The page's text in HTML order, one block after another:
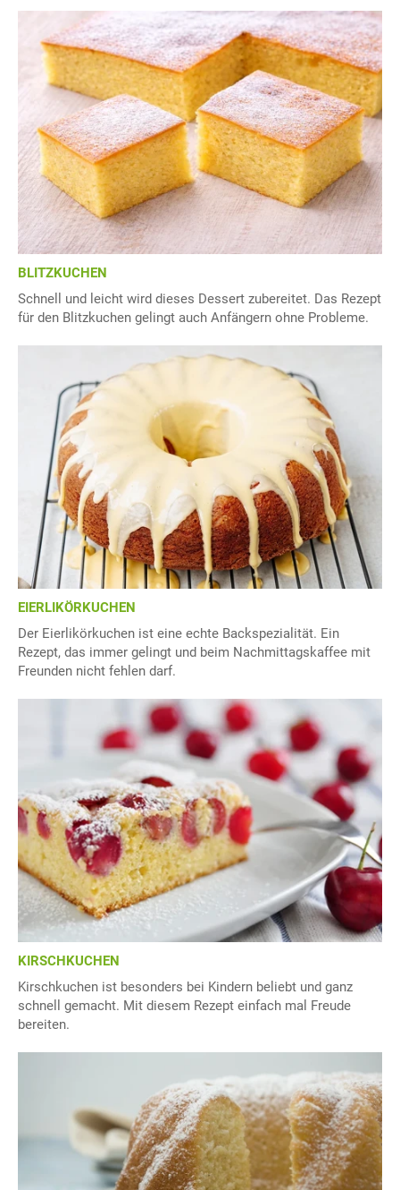
BLITZKUCHEN
Schnell und leicht wird dieses Dessert zubereitet. Das Rezept
für den Blitzkuchen gelingt auch Anfängern ohne Probleme.
EIERLIKÖRKUCHEN
Der Eierlikörkuchen ist eine echte Backspezialität. Ein
Rezept, das immer gelingt und beim Nachmittagskaffee mit
Freunden nicht fehlen darf.
KIRSCHKUCHEN
Kirschkuchen ist besonders bei Kindern beliebt und ganz
schnell gemacht. Mit diesem Rezept einfach mal Freude
bereiten.